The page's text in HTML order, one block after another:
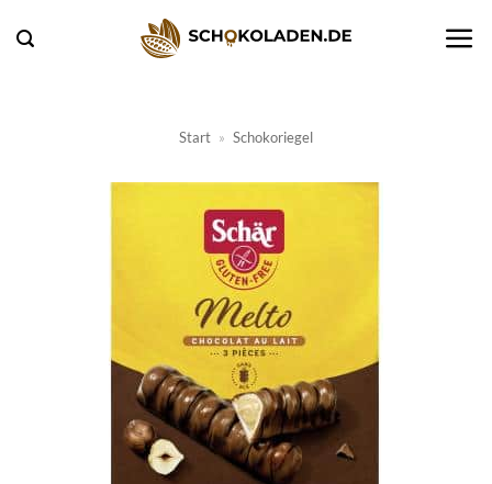
Inhalt
Start » Schokoriegel